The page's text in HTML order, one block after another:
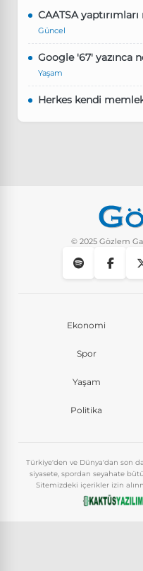
CAATSA
Güncel
Google '67' yazınca
Yaşam
Herkes kendi
Instagram’da keşfet
© 2025 Gözlem
Ekonomi
Spor
Yaşam
Politika
Türkiye'den ve Dünya'dan son
siyasete, spordan seyahate
Sitemizdeki içerikler izin